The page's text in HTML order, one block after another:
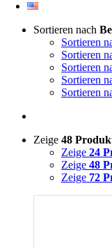
Sortieren nach
Sortieren
Sortieren
Sortieren
Sortieren
Sortieren
Zeige 48
Zeige 24
Zeige 48
Zeige 72